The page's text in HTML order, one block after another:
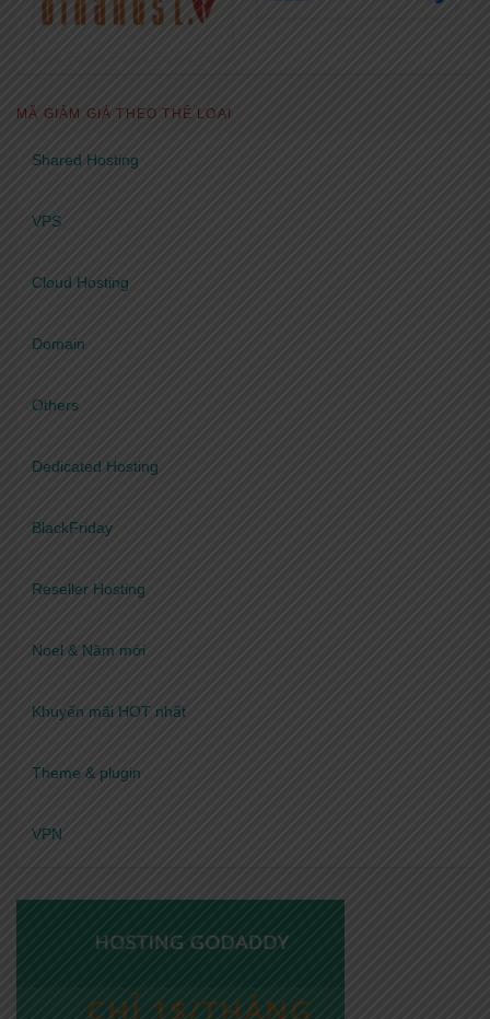
MÃ GIẢM GIÁ THEO THỂ LOẠI
Shared Hosting
VPS
Cloud Hosting
Domain
Others
Dedicated Hosting
BlackFriday
Reseller Hosting
Noel & Năm mới
Khuyến mãi HOT nhất
Theme & plugin
VPN